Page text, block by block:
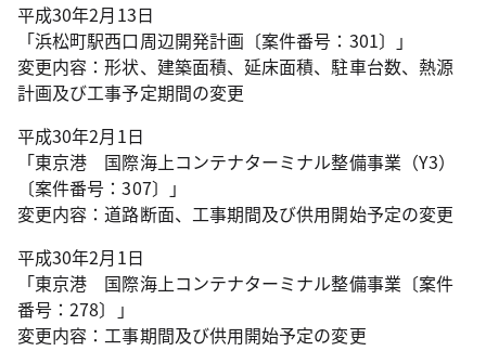
平成30年2月13日
「浜松町駅西口周辺開発計画〔案件番号：301〕」
変更内容：形状、建築面積、延床面積、駐車台数、熱源
計画及び工事予定期間の変更
平成30年2月1日
「東京港 国際海上コンテナターミナル整備事業（Y3）
〔案件番号：307〕」
変更内容：道路断面、工事期間及び供用開始予定の変更
平成30年2月1日
「東京港 国際海上コンテナターミナル整備事業〔案件
番号：278〕」
変更内容：工事期間及び供用開始予定の変更